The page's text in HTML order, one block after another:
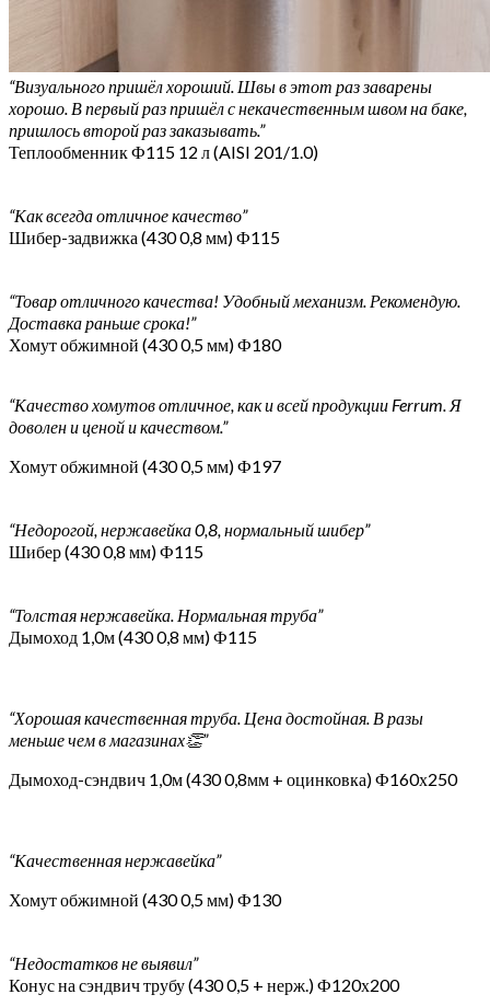
“Визуального пришёл хороший. Швы в этот раз заварены
хорошо. В первый раз пришёл с некачественным швом на баке,
пришлось второй раз заказывать.”
Теплообменник Ф115 12 л (AISI 201/1.0)
“Как всегда отличное качество”
Шибер-задвижка (430 0,8 мм) Ф115
“Товар отличного качества! Удобный механизм. Рекомендую.
Доставка раньше срока!”
Хомут обжимной (430 0,5 мм) Ф180
“Качество хомутов отличное, как и всей продукции Ferrum. Я
доволен и ценой и качеством.”
Хомут обжимной (430 0,5 мм) Ф197
“Недорогой, нержавейка 0,8, нормальный шибер”
Шибер (430 0,8 мм) Ф115
“Толстая нержавейка. Нормальная труба”
Дымоход 1,0м (430 0,8 мм) Ф115
“Хорошая качественная труба. Цена достойная. В разы
меньше чем в магазинах👏”
Дымоход-сэндвич 1,0м (430 0,8мм + оцинковка) Ф160х250
“Качественная нержавейка”
Хомут обжимной (430 0,5 мм) Ф130
“Недостатков не выявил”
Конус на сэндвич трубу (430 0,5 + нерж.) Ф120х200